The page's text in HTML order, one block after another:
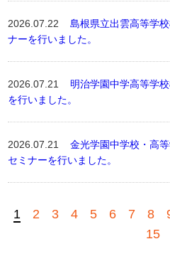
2026.07.22島根県立出雲高等学
ナーを行いました。
2026.07.21 明治学園中学高等学
を行いました。
2026.07.21金光学園中学校・高
セミナーを行いました。
1 2 3 4 5 6 7 8
15